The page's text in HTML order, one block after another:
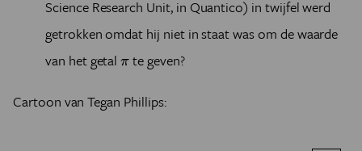
Science Research Unit, in Quantico) in twijfel werd
getrokken omdat hij niet in staat was om de waarde
van het getalπ
πte geven?
Cartoon van Tegan Phillips: